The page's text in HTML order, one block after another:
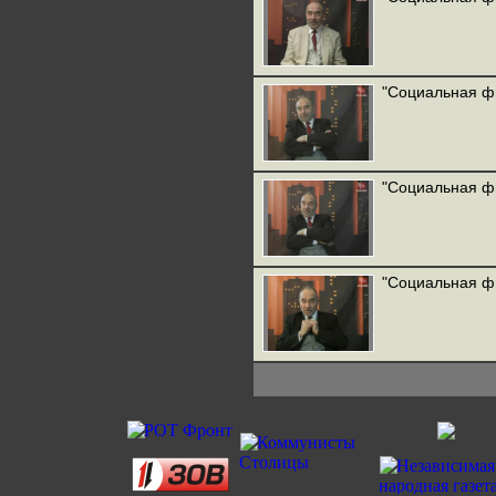
"Социальная
"Социальная
"Социальная